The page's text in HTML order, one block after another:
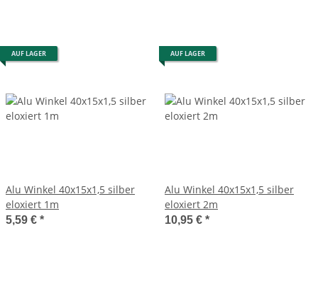
AUF LAGER
Alu Winkel 40x15x1,5 silber
eloxiert 1m
5,59 € *
AUF LAGER
Alu Winkel 40x15x1,5 silber
eloxiert 2m
10,95 € *